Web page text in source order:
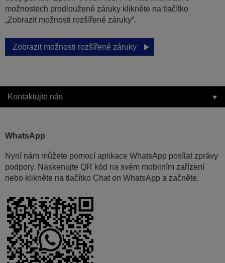
možnostech prodloužené záruky klikněte na tlačítko
„Zobrazit možnosti rozšířené záruky“.
Zobrazit možnosti rozšířené záruky
Kontaktujte nás
WhatsApp
Nyní nám můžete pomocí aplikace WhatsApp posílat zprávy
podpory. Naskenujte QR kód na svém mobilním zařízení
nebo klikněte na tlačítko Chat on WhatsApp a začněte.